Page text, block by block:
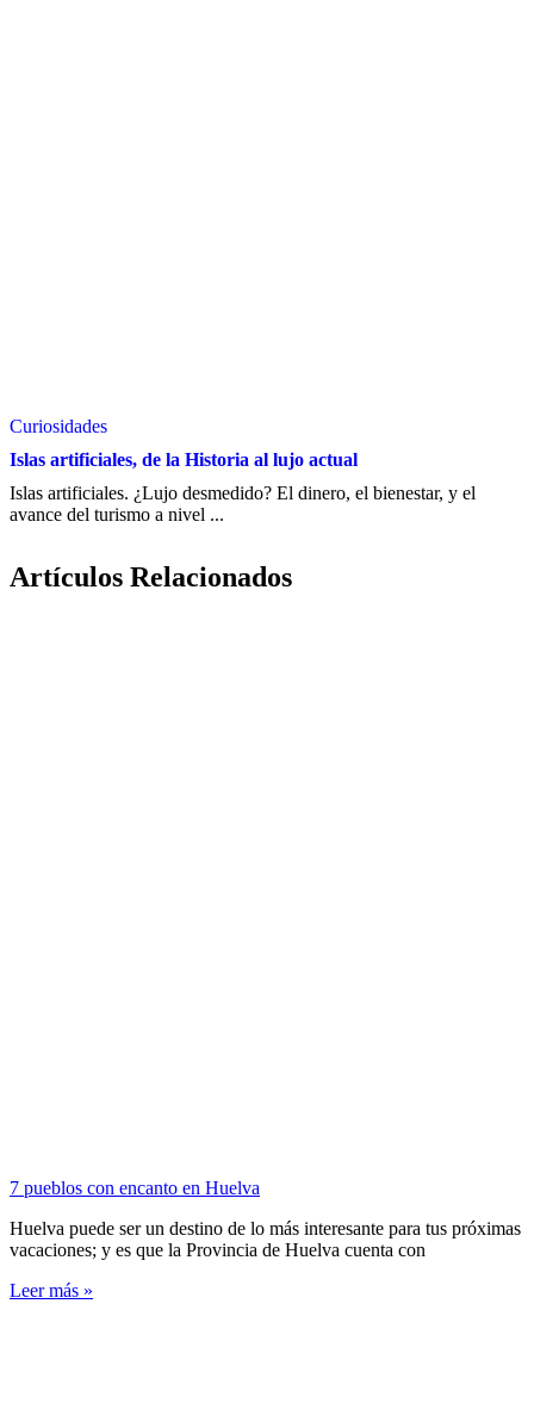
Curiosidades
Islas artificiales, de la Historia al lujo actual
Islas artificiales. ¿Lujo desmedido? El dinero, el bienestar, y el
avance del turismo a nivel ...
Artículos Relacionados
7 pueblos con encanto en Huelva
Huelva puede ser un destino de lo más interesante para tus próximas
vacaciones; y es que la Provincia de Huelva cuenta con
Leer más »